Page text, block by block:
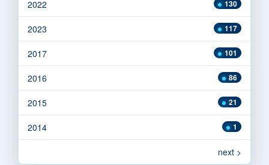
130
2022
117
2023
101
2017
86
2016
21
2015
1
2014
next >